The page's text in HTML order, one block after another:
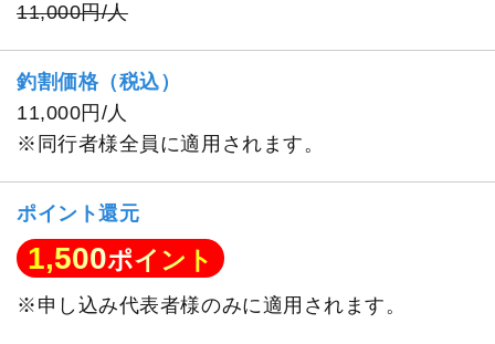
11,000円/人
釣割価格（税込）
11,000円/人
※同行者様全員に適用されます。
ポイント還元
1,500ポイント
※申し込み代表者様のみに適用されます。